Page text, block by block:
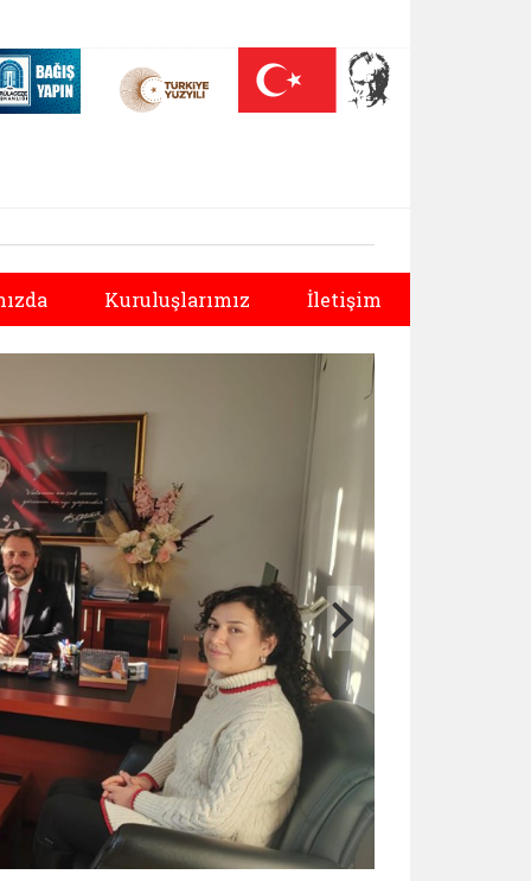
sekmede açılır)
On Yılı (yeni sekmede açılır)
Darülaceze bağış sayfası (yeni sekmede açılır)
Kuruluşlarımız İletişim
Sonraki